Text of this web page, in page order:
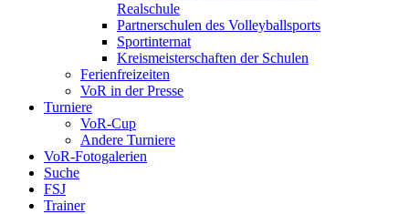
Realschule
Partnerschulen des Volleyballsports
Sportinternat
Kreismeisterschaften der Schulen
Ferienfreizeiten
VoR in der Presse
Turniere
VoR-Cup
Andere Turniere
VoR-Fotogalerien
Suche
FSJ
Trainer